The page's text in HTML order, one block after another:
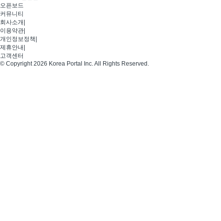
오픈보드
커뮤니티
회사소개
이용약관
개인정보정책
제휴안내
고객센터
© Copyright 2026 Korea Portal Inc. All Rights Reserved.